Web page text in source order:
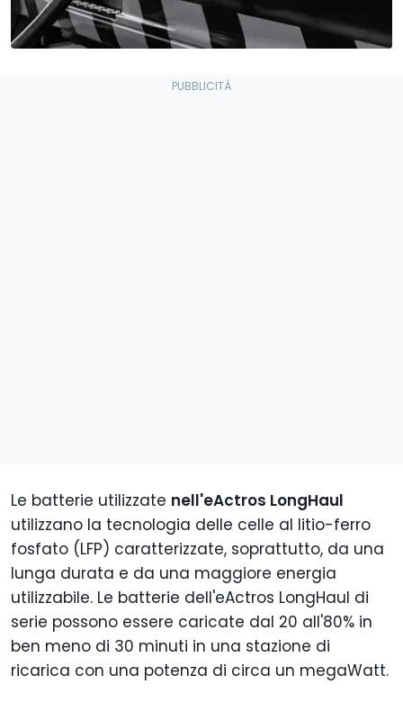
Le batterie utilizzate nell'eActros LongHaul
utilizzano la tecnologia delle celle al litio-ferro
fosfato (LFP) caratterizzate, soprattutto, da una
lunga durata e da una maggiore energia
utilizzabile. Le batterie dell'eActros LongHaul di
serie possono essere caricate dal 20 all'80% in
ben meno di 30 minuti in una stazione di
ricarica con una potenza di circa un megaWatt.